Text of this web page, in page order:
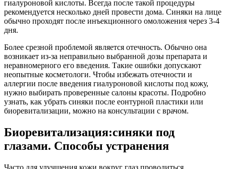
гиалуроновой кислоты. Всегда после такой процедуры
рекомендуется несколько дней провести дома. Синяки на лице
обычно проходят после инъекционного омоложения через 3-4
дня.
Более срезной проблемой является отечность. Обычно она
возникает из-за неправильно выбранной дозы препарата и
неравномерного его введения. Такие ошибки допускают
неопытные косметологи. Чтобы избежать отечности и
аллергии после введения гиалуроновой кислоты под кожу,
нужно выбирать проверенные салоны красоты. Подробно
узнать, как убрать синяки после еонтурной пластики или
биоревитализации, можно на консультации с врачом.
Биоревитализация:синяки под
глазами. Способы устранения
Часто для улучшения кожи вокруг глаз проводиться